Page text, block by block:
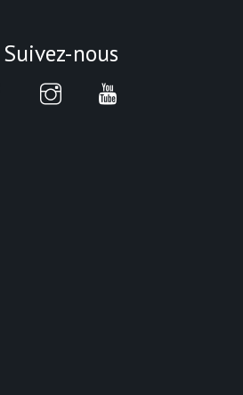
Suivez-nous